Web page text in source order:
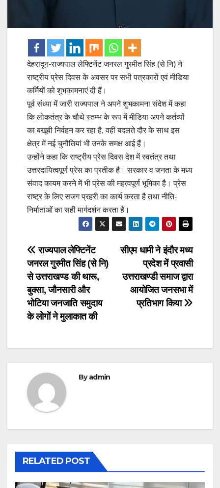
देहरादून-राज्यपाल लेफ्टिनेंट जनरल गुरमीत सिंह (से नि) ने
राष्ट्रीय प्रेस दिवस के अवसर पर सभी पत्रकारों एवं मीडिया
कर्मियों को शुभकामनाएं दी हैं।
पूर्व संध्या में जारी राज्यपाल ने अपने शुभकामना संदेश में कहा
कि लोकतंत्र के चौथे स्तम्भ के रूप में मीडिया अपने कर्तव्यों
का बखूबी निर्वहन कर रहा है, वहीं बदलते दौर के साथ इस
क्षेत्र में नई चुनौतियां भी उनके समक्ष आई हैं।
उन्होंने कहा कि राष्ट्रीय प्रेस दिवस देश में स्वतंत्र तथा
उत्तरदायित्वपूर्ण प्रेस का प्रतीक है। सरकार व जनता के मध्य
संवाद कायम करने में भी प्रेस की महत्वपूर्ण भूमिका है। प्रेस
राष्ट्र के लिए सजग प्रहरी का कार्य करता है तथा नीति-
निर्माताओं का सही मार्गदर्शन करता है।
Post
navigation
सीएम धामी ने इंदौर मध्य
प्रदेश में प्रवासी
उत्तराखण्डी समाज द्वारा
आयोजित जनसभा में
प्रतिभाग किया
राज्यपाल लेफ्टिनेंट
जनरल गुरमीत सिंह (से नि)
से उत्तराखण्ड की थारू,
बुक्सा, जौनसारी और
भोटिया जनजाति समुदाय
के लोगों ने मुलाकात की
Byadmin
RELATED POST